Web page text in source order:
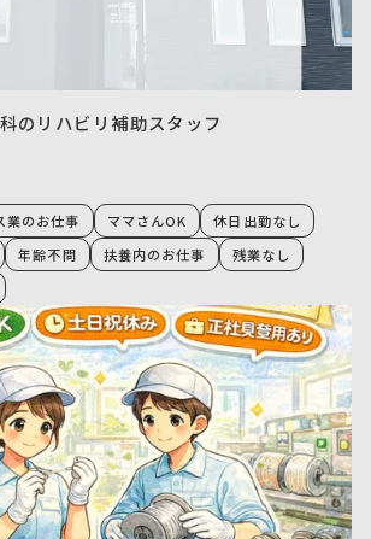
のリハビリ補助スタッフ
業のお仕事 ママさんOK
休日出勤なし
年齢不問 扶養内のお仕事
残業なし